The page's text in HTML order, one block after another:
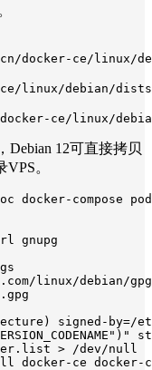
docker-ce/linux/
linux/debian/dists/
ce/linux/
Debian 12可直接拷贝
。
compose
gnupg
linux/debian/
signed-by=/
> /dev/null
docker-ce